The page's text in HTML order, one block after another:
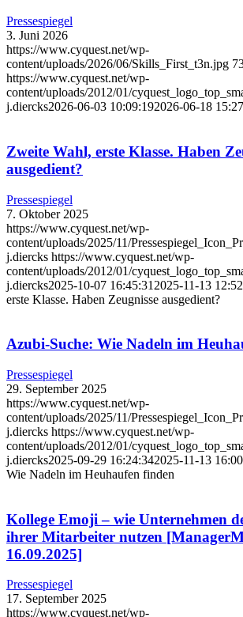
Pressespiegel
3. Juni 2026
https://www.cyquest.net/wp-
content/uploads/2026/06/Skills_First_t3n.jpg
https://www.cyquest.net/wp-
content/uploads/2012/01/
j.diercks2026-06-03 10:09:192026-06-18
Zweite Wahl, erste Klasse. Haben
ausgedient?
Pressespiegel
7. Oktober 2025
https://www.cyquest.net/wp-
content/uploads/2025/11/
j.diercks https://www.cyquest.net/wp-
content/uploads/2012/01/
j.diercks2025-10-07 16:45:31 2025-11-13
erste Klasse. Haben Zeugnisse ausgedient?
Azubi-Suche: Wie Nadeln im
Pressespiegel
29. September 2025
https://www.cyquest.net/wp-
content/uploads/2025/11/
j.diercks https://www.cyquest.net/wp-
content/uploads/2012/01/
j.diercks2025-09-29 16:24:342025-11-13
Wie Nadeln im Heuhaufen finden
Kollege Emoji – wie Unternehmen
ihrer Mitarbeiter nutzen
16.09.2025]
Pressespiegel
17. September 2025
https://www.cyquest.net/wp-